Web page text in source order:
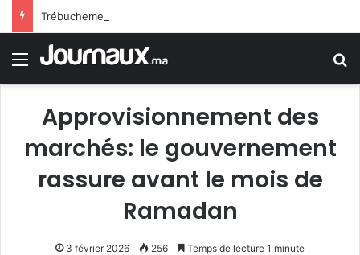
Menu
Approvisionnement des
marchés: le gouvernement
rassure avant le mois de
Ramadan
3 février 2026 256 Temps de lecture 1 minute